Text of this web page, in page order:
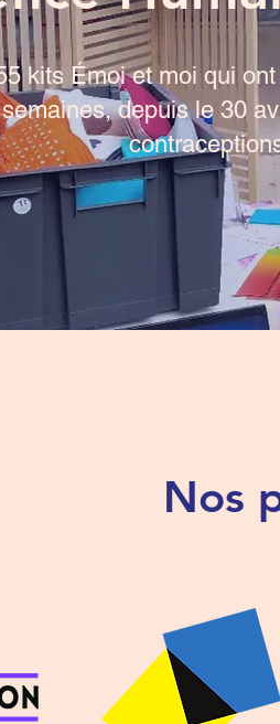
kits Émoi et moi qui
depuis le 30
Nos